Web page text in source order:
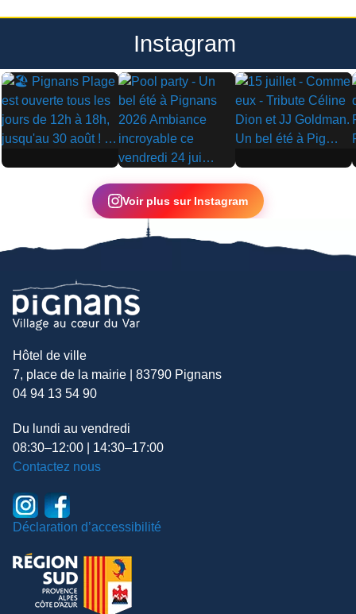
Instagram
▶
▶
▶
Voir plus sur Instagram
Hôtel de ville
7, place de la mairie | 83790 Pignans
04 94 13 54 90
Du lundi au vendredi
08:30–12:00 | 14:30–17:00
Contactez nous
Déclaration d’accessibilité